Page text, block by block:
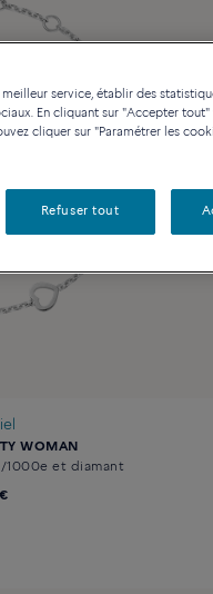
WOMAN
1000e et diamant
service, établir des
En cliquant sur "Accepter
cliquer sur "Paramétrer les
Refuser tout